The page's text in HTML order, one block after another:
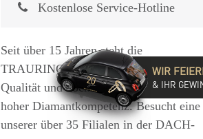
Kostenlose Service-Hotline
Seit über 15 Jahren steht die
TRAURINGSCHMIEDE für exzellente
Qualität und hochwertige Beratung mit
hoher Diamantkompetenz. Besucht eine
unserer über 35 Filialen in der DACH-
WIR
& IHR